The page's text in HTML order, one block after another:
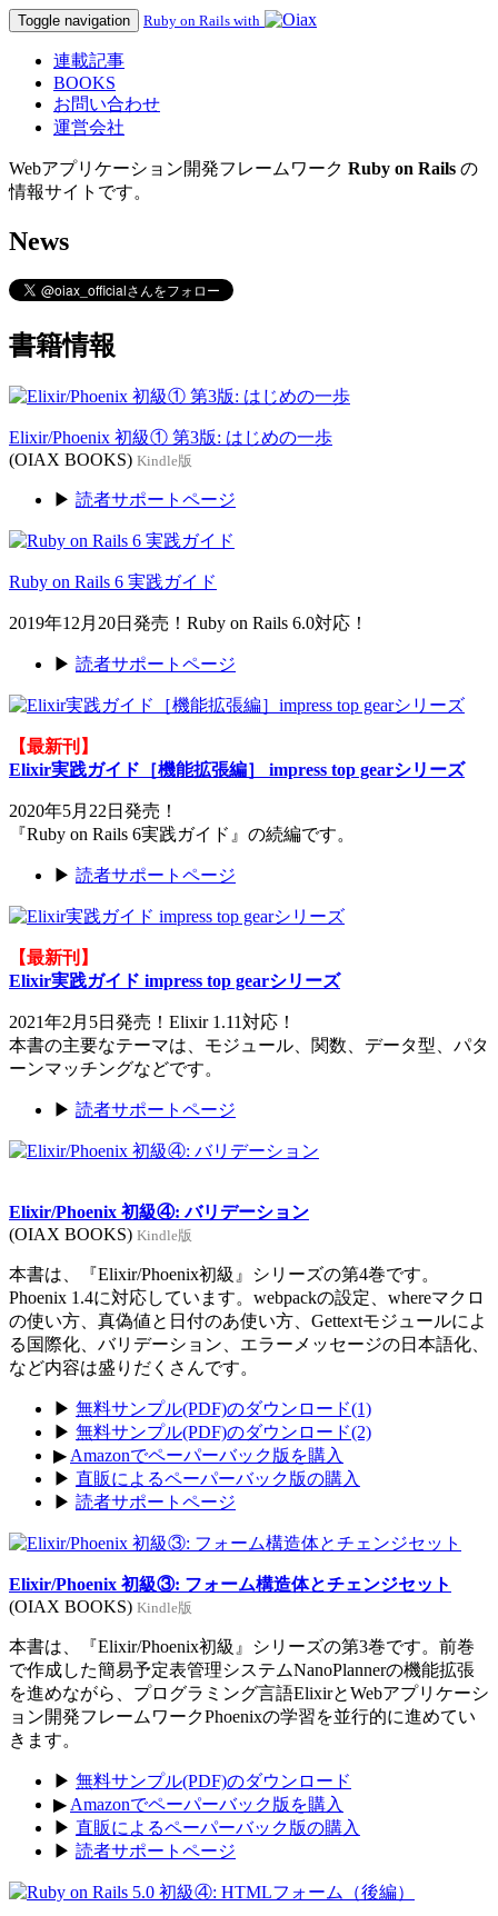
Toggle navigation Ruby on Rails with
連載記事
BOOKS
お問い合わせ
運営会社
Webアプリケーション開発フレームワーク Ruby on Rails の
情報サイトです。
News
書籍情報
Elixir/Phoenix 初級① 第3版: はじめの一歩
(OIAX BOOKS) Kindle版
▶ 読者サポートページ
Ruby on Rails 6 実践ガイド
2019年12月20日発売！Ruby on Rails 6.0対応！
▶ 読者サポートページ
【最新刊】
Elixir実践ガイド［機能拡張編］ impress top gearシリーズ
2020年5月22日発売！
『Ruby on Rails 6実践ガイド』の続編です。
▶ 読者サポートページ
【最新刊】
Elixir実践ガイド impress top gearシリーズ
2021年2月5日発売！Elixir 1.11対応！
本書の主要なテーマは、モジュール、関数、データ型、パタ
ーンマッチングなどです。
▶ 読者サポートページ
Elixir/Phoenix 初級④: バリデーション
(OIAX BOOKS) Kindle版
本書は、『Elixir/Phoenix初級』シリーズの第4巻です。
Phoenix 1.4に対応しています。webpackの設定、whereマクロ
の使い方、真偽値と日付のあ使い方、Gettextモジュールによ
る国際化、バリデーション、エラーメッセージの日本語化、
など内容は盛りだくさんです。
▶ 無料サンプル(PDF)のダウンロード(1)
▶ 無料サンプル(PDF)のダウンロード(2)
▶ Amazonでペーパーバック版を購入
▶ 直販によるペーパーバック版の購入
▶ 読者サポートページ
Elixir/Phoenix 初級③: フォーム構造体とチェンジセット
(OIAX BOOKS) Kindle版
本書は、『Elixir/Phoenix初級』シリーズの第3巻です。前巻
で作成した簡易予定表管理システムNanoPlannerの機能拡張
を進めながら、プログラミング言語ElixirとWebアプリケーシ
ョン開発フレームワークPhoenixの学習を並行的に進めてい
きます。
▶ 無料サンプル(PDF)のダウンロード
▶ Amazonでペーパーバック版を購入
▶ 直販によるペーパーバック版の購入
▶ 読者サポートページ